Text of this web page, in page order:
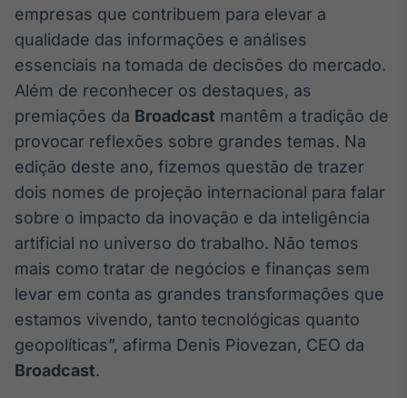
inteligente de
notícias e
conteúdos
Broadcast
Fundos
plataforma para
analisar fundos
de investimento
no Brasil
IA
Em breve
BroadFast
empresas que contribuem para elevar a
qualidade das informações e análises
essenciais na tomada de decisões do mercado.
Além de reconhecer os destaques, as
premiações da Broadcast mantêm a tradição de
provocar reflexões sobre grandes temas. Na
edição deste ano, fizemos questão de trazer
dois nomes de projeção internacional para falar
sobre o impacto da inovação e da inteligência
artificial no universo do trabalho. Não temos
mais como tratar de negócios e finanças sem
levar em conta as grandes transformações que
estamos vivendo, tanto tecnológicas quanto
geopolíticas”, afirma Denis Piovezan, CEO da
Broadcast.